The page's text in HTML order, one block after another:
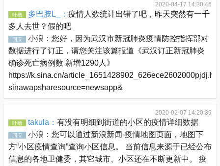
2020-04-17 14:30:46
吐槽 多巴胺L_： 疫情人数统计出错了吧，昨天突然有一千
多人去世？假的吧
回应 小浪： 您好，因为武汉市新冠肺炎疫情防控指挥部对
数据进行了订正，请您关注该篇报道《武汉订正新冠肺炎
确诊死亡病例数 新增1290人》
https://k.sina.cn/
sinawapsharesource=newsapp&
2020-02-07 14:20:39
吐槽 takula： 有没有明细到街道的小区的疫情详细数据
回应 小浪： 您可以通过新浪新闻-疫情地图页面，地图下
方“小区疫情查询”查询小区信息。 当前信息来源于已经公布
信息的各地卫健委，其它城市、小区还在不断更新中。 疫